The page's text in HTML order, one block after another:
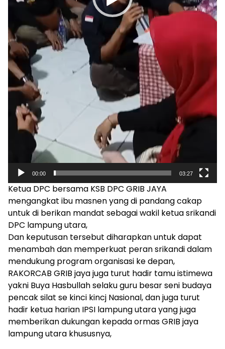
00:00 03:27
Ketua DPC bersama KSB DPC GRIB JAYA
mengangkat ibu masnen yang di pandang cakap
untuk di berikan mandat sebagai wakil ketua srikandi
DPC lampung utara,
Dan keputusan tersebut diharapkan untuk dapat
menambah dan memperkuat peran srikandi dalam
mendukung program organisasi ke depan,
RAKORCAB GRIB jaya juga turut hadir tamu istimewa
yakni Buya Hasbullah selaku guru besar seni budaya
pencak silat se kinci kincj Nasional, dan juga turut
hadir ketua harian IPSI lampung utara yang juga
memberikan dukungan kepada ormas GRIB jaya
lampung utara khususnya,